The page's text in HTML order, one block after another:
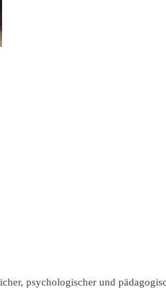
psychologischer und